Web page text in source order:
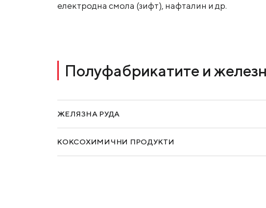
електродна смола (зифт), нафталин и др.
Полуфабрикатите и
ЖЕЛЯЗНА РУДА
КОКСОХИМИЧНИ ПРОДУКТИ